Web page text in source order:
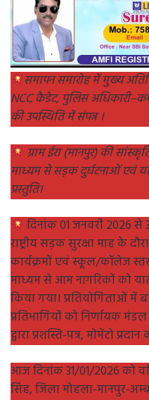
समापन समारोह में मुख्य
NCC कैडेट, पुलिस
की उपस्थिति में संपन्न ।
ग्राम ईरा (मानपुर) की
माध्यम से सड़क दुर्घटनाओं एवं
प्रस्तुति।
दिनांक 01 जनवरी 2026
राष्ट्रीय सड़क सुरक्षा माह के
कार्यक्रमों एवं स्कूल/कॉलेज
माध्यम से आम नागरिकों को
किया गया। प्रतियोगिताओं
प्रतिभागियों को निर्णायक
द्वारा प्रशस्ति-पत्र, मोमेंटो
आज दिनांक 31/01/2026 को
सिंह, जिला मोहला-मानपुर-